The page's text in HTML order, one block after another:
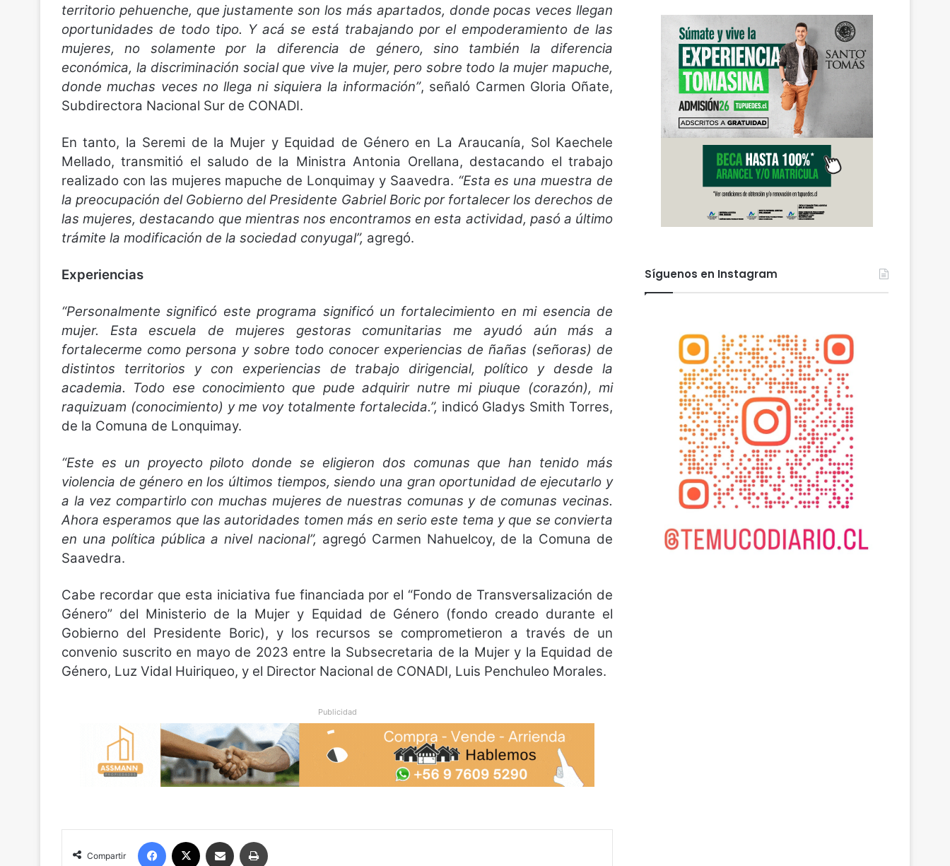
territorio pehuenche, que justamente son los más apartados, donde pocas veces llegan
oportunidades de todo tipo. Y acá se está trabajando por el empoderamiento de las
mujeres, no solamente por la diferencia de género, sino también la diferencia
económica, la discriminación social que vive la mujer, pero sobre todo la mujer mapuche,
donde muchas veces no llega ni siquiera la información”, señaló Carmen Gloria Oñate,
Subdirectora Nacional Sur de CONADI.
En tanto, la Seremi de la Mujer y Equidad de Género en La Araucanía, Sol Kaechele
Mellado, transmitió el saludo de la Ministra Antonia Orellana, destacando el trabajo
realizado con las mujeres mapuche de Lonquimay y Saavedra. “Esta es una muestra de
la preocupación del Gobierno del Presidente Gabriel Boric por fortalecer los derechos de
las mujeres, destacando que mientras nos encontramos en esta actividad, pasó a último
trámite la modificación de la sociedad conyugal”, agregó.
Experiencias
“Personalmente significó este programa significó un fortalecimiento en mi esencia de
mujer. Esta escuela de mujeres gestoras comunitarias me ayudó aún más a
fortalecerme como persona y sobre todo conocer experiencias de ñañas (señoras) de
distintos territorios y con experiencias de trabajo dirigencial, político y desde la
academia. Todo ese conocimiento que pude adquirir nutre mi piuque (corazón), mi
raquizuam (conocimiento) y me voy totalmente fortalecida.”, indicó Gladys Smith Torres,
de la Comuna de Lonquimay.
“Este es un proyecto piloto donde se eligieron dos comunas que han tenido más
violencia de género en los últimos tiempos, siendo una gran oportunidad de ejecutarlo y
a la vez compartirlo con muchas mujeres de nuestras comunas y de comunas vecinas.
Ahora esperamos que las autoridades tomen más en serio este tema y que se convierta
en una política pública a nivel nacional”, agregó Carmen Nahuelcoy, de la Comuna de
Saavedra.
Cabe recordar que esta iniciativa fue financiada por el “Fondo de Transversalización de
Género” del Ministerio de la Mujer y Equidad de Género (fondo creado durante el
Gobierno del Presidente Boric), y los recursos se comprometieron a través de un
convenio suscrito en mayo de 2023 entre la Subsecretaria de la Mujer y la Equidad de
Género, Luz Vidal Huiriqueo, y el Director Nacional de CONADI, Luis Penchuleo Morales.
Publicidad
Compartir
Síguenos en Instagram